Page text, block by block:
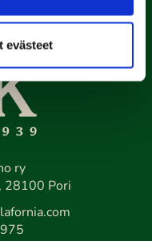
evästeet
ry
28100 Pori